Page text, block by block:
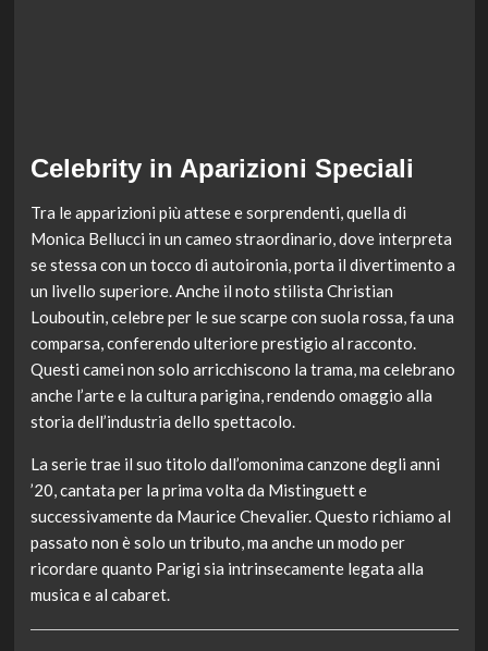
Celebrity in Aparizioni Speciali
Tra le apparizioni più attese e sorprendenti, quella di
Monica Bellucci in un cameo straordinario, dove interpreta
se stessa con un tocco di autoironia, porta il divertimento a
un livello superiore. Anche il noto stilista Christian
Louboutin, celebre per le sue scarpe con suola rossa, fa una
comparsa, conferendo ulteriore prestigio al racconto.
Questi camei non solo arricchiscono la trama, ma celebrano
anche l’arte e la cultura parigina, rendendo omaggio alla
storia dell’industria dello spettacolo.
La serie trae il suo titolo dall’omonima canzone degli anni
’20, cantata per la prima volta da Mistinguett e
successivamente da Maurice Chevalier. Questo richiamo al
passato non è solo un tributo, ma anche un modo per
ricordare quanto Parigi sia intrinsecamente legata alla
musica e al cabaret.